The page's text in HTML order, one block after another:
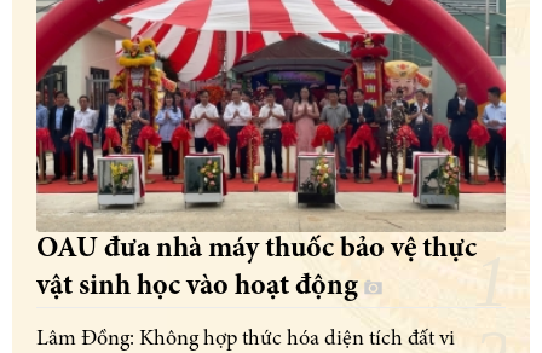
OAU đưa nhà máy thuốc bảo vệ thực
vật sinh học vào hoạt động
Lâm Đồng: Không hợp thức hóa diện tích đất vi